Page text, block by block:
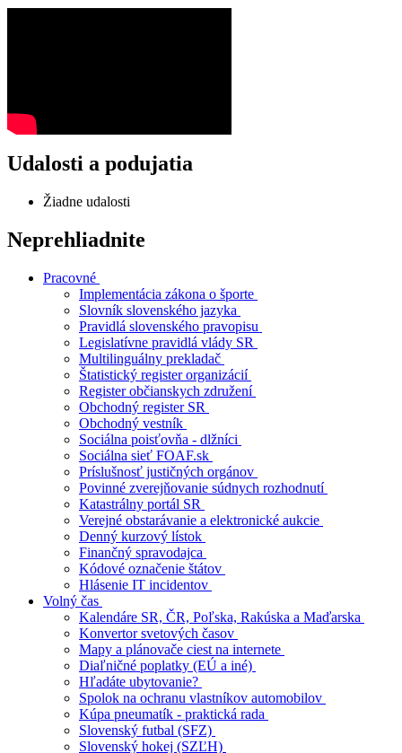
Udalosti a podujatia
Žiadne udalosti
Neprehliadnite
Pracovné
Implementácia zákona o športe
Slovník slovenského jazyka
Pravidlá slovenského pravopisu
Legislatívne pravidlá vlády SR
Multilinguálny prekladač
Štatistický register organizácií
Register občianskych združení
Obchodný register SR
Obchodný vestník
Sociálna poisťovňa - dlžníci
Sociálna sieť FOAF.sk
Príslušnosť justičných orgánov
Povinné zverejňovanie súdnych rozhodnutí
Katastrálny portál SR
Verejné obstarávanie a elektronické aukcie
Denný kurzový lístok
Finančný spravodajca
Kódové označenie štátov
Hlásenie IT incidentov
Volný čas
Kalendáre SR, ČR, Poľska, Rakúska a Maďarska
Konvertor svetových časov
Mapy a plánovače ciest na internete
Diaľničné poplatky (EÚ a iné)
Hľadáte ubytovanie?
Spolok na ochranu vlastníkov automobilov
Kúpa pneumatík - praktická rada
Slovenský futbal (SFZ)
Slovenský hokej (SZĽH)